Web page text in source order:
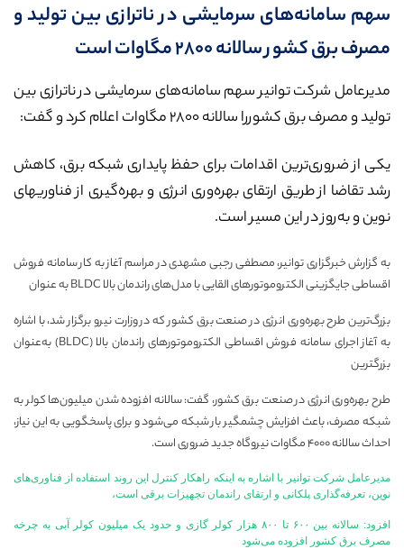
سهم سامانه‌های سرمایشی در ناترازی بین تولید و
مصرف برق کشور سالانه ۲۸۰۰ مگاوات است
مدیرعامل شرکت توانیر سهم سامانه‌های سرمایشی در ناترازی بین
تولید و مصرف برق کشوررا سالانه ۲۸۰۰ مگاوات اعلام کرد و گفت:
یکی از ضروری‌ترین اقدامات برای حفظ پایداری شبکه برق، کاهش
رشد تقاضا از طریق ارتقای بهره‌وری انرژی و بهره‌گیری از فناوریهای
نوین و به‌روز در این مسیر است.
به گزارش خبرگزاری توانیر، مصطفی رجبی مشهدی در مراسم آغاز به کار سامانه فروش
اقساطی جایگزینی الکتروموتورهای القایی با مدل‌های راندمان بالا BLDC به عنوان
بزرگ‌ترین طرح بهره‌وری انرژی در صنعت برق کشور که در وزارت نیرو برگزار شد، با اشاره
به آغاز اجرای سامانه فروش اقساطی الکتروموتورهای راندمان بالا (BLDC) به‌عنوان
بزرگترین
طرح بهره‌وری انرژی در صنعت برق کشور، گفت: سالانه افزوده شدن میلیون‌ها کولر به
شبکه مصرف، باعث افزایش چشمگیر بار شبکه می‌شود و برای پاسخگویی به این نیاز،
احداث سالانه ۴۰۰۰ مگاوات نیروگاه جدید ضروری است.
مدیرعامل شرکت توانیر با اشاره به اینکه راهکار کنترل این روند استفاده از فناوری‌های
نوین، تعرفه‌گذاری پلکانی و ارتقای راندمان تجهیزات برقی است،
افزود: سالانه بین ۶۰۰ تا ۸۰۰ هزار کولر گازی و حدود یک میلیون کولر آبی به چرخه
مصرف برق کشور افزوده می‌شود